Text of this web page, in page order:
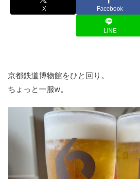
X Facebook
LINE
京都鉄道博物館をひと回り。
ちょっと一服w。